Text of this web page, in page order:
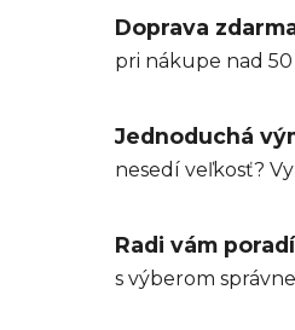
Doprava
pri nákupe nad
Jednoduchá
nesedí veľkosť?
Radi vám
s výberom